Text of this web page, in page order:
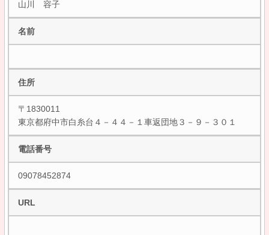
山川 容子
名前
住所
〒1830011
東京都府中市白糸台４－４４－１車返団地３－９－３０１
電話番号
09078452874
URL